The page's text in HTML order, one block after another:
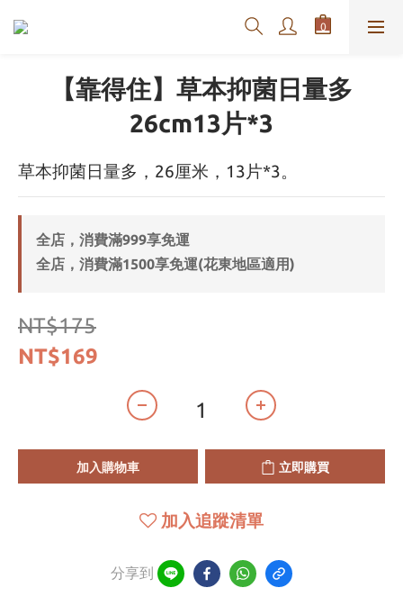
【靠得住】草本抑菌日量多
26cm13片*3
草本抑菌日量多，26厘米，13片*3。
全店，消費滿999享免運
全店，消費滿1500享免運(花東地區適用)
NT$175
NT$169
加入購物車 立即購買
加入追蹤清單
分享到